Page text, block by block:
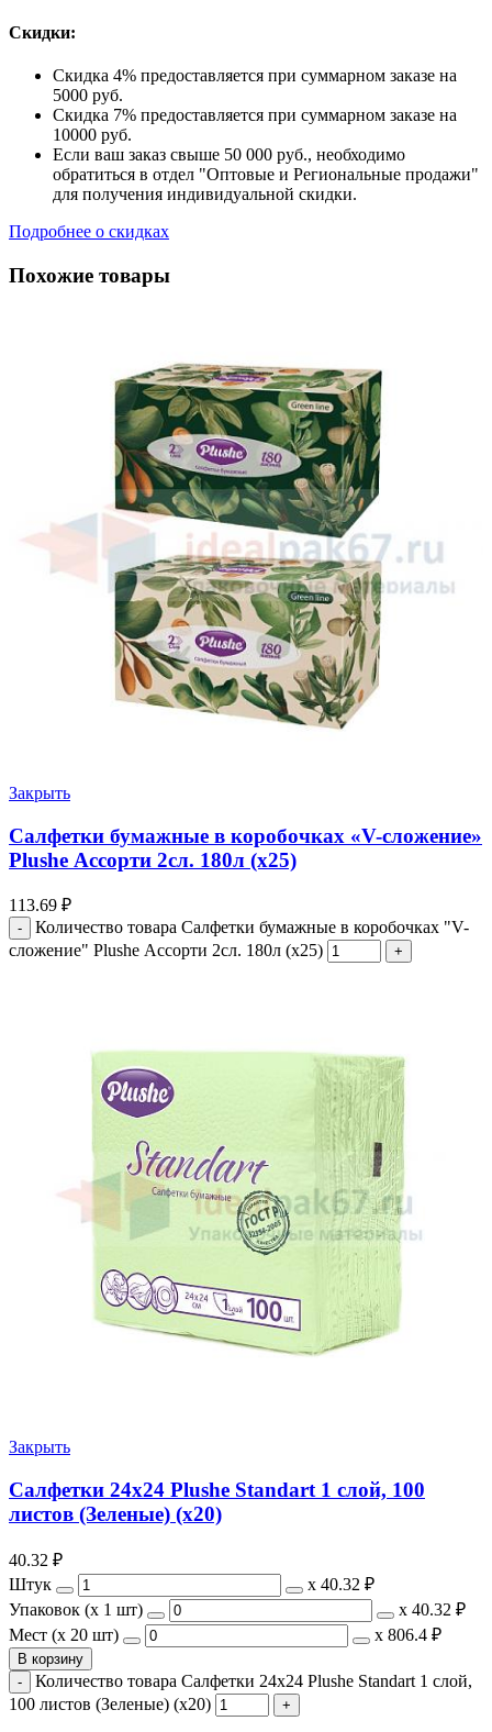
Скидки:
Скидка 4% предоставляется при суммарном заказе на
5000 руб.
Скидка 7% предоставляется при суммарном заказе на
10000 руб.
Если ваш заказ свыше 50 000 руб., необходимо
обратиться в отдел "Оптовые и Региональные продажи"
для получения индивидуальной скидки.
Подробнее о скидках
Похожие товары
Закрыть
Салфетки бумажные в коробочках «V-сложение»
Plushe Ассорти 2сл. 180л (х25)
113.69 ₽
Количество товара Салфетки бумажные в коробочках "V-
сложение" Plushe Ассорти 2сл. 180л (х25)
Закрыть
Салфетки 24х24 Plushe Standart 1 слой, 100
листов (Зеленые) (х20)
40.32 ₽
Штук
х 40.32 ₽
Упаковок (x 1 шт)
х 40.32 ₽
Мест (x 20 шт)
х 806.4 ₽
В корзину
Количество товара Салфетки 24х24 Plushe Standart 1 слой,
100 листов (Зеленые) (х20)